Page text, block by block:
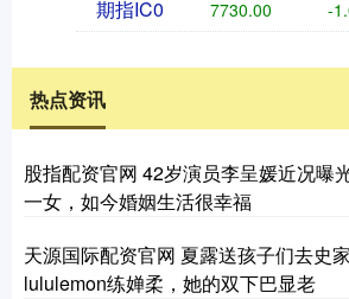
期指IC0 7730.00 -
热点资讯
股指配资官网 42岁演员李呈媛近况曝
一女，如今婚姻生活很幸福
天源国际配资官网 夏露送孩子们去史
lululemon练婵柔，她的双下巴显老